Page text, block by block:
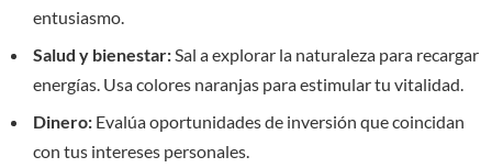
entusiasmo.
Salud y bienestar:Sal a explorar la naturaleza para recargar
energías. Usa colores naranjas para estimular tu vitalidad.
Dinero: Evalúa oportunidades de inversión que coincidan
con tus intereses personales.